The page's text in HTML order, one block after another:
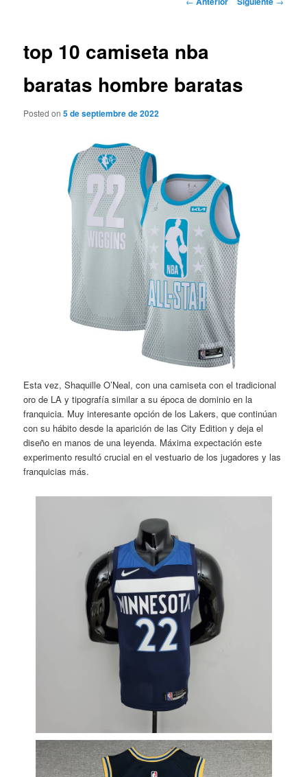
top 10 camiseta nba
baratas hombre baratas
Posted on5 de septiembre de 2022
Esta vez, Shaquille O’Neal, con una camiseta con el tradicional
oro de LA y tipografía similar a su época de dominio en la
franquicia. Muy interesante opción de los Lakers, que continúan
con su hábito desde la aparición de las City Edition y deja el
diseño en manos de una leyenda. Máxima expectación este
experimento resultó crucial en el vestuario de los jugadores y las
franquicias más.